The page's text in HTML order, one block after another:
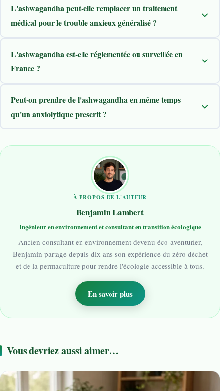
L'ashwagandha peut-elle remplacer un traitement
médical pour le trouble anxieux généralisé ?
L'ashwagandha est-elle réglementée ou surveillée en
France ?
Peut-on prendre de l'ashwagandha en même temps
qu'un anxiolytique prescrit ?
À PROPOS DE L'AUTEUR
Benjamin Lambert
Ingénieur en environnement et consultant en transition écologique
Ancien consultant en environnement devenu éco-aventurier,
Benjamin partage depuis dix ans son expérience du zéro déchet
et de la permaculture pour rendre l'écologie accessible à tous.
En savoir plus
Vous devriez aussi aimer…